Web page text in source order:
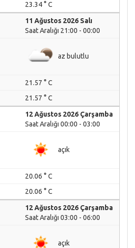
23.34 ° C
11 Ağustos 2026 Salı
Saat Aralığı 21:00 - 00:00
az bulutlu
21.57 ° C
21.57 ° C
12 Ağustos 2026 Çarşamba
Saat Aralığı 00:00 - 03:00
açık
20.06 ° C
20.06 ° C
12 Ağustos 2026 Çarşamba
Saat Aralığı 03:00 - 06:00
açık